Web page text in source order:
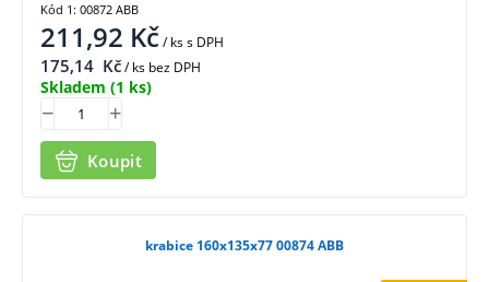
211,92 Kč/ kss DPH
175,14 Kč/ ks bez DPH
Skladem (1 ks)
Koupit
Kód 1: 00872 ABB
krabice 160x135x77 00874 ABB